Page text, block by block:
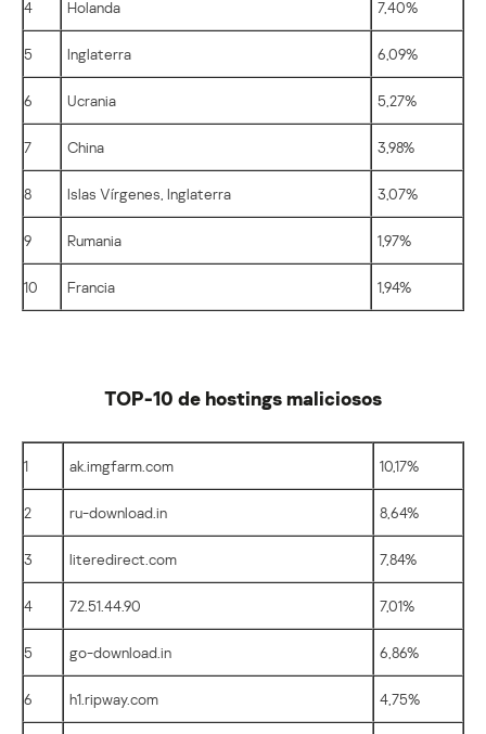
4 Holanda 7,40%
5 Inglaterra 6,09%
6 Ucrania 5,27%
7 China 3,98%
8 Islas Vírgenes, Inglaterra 3,07%
9 Rumania 1,97%
10 Francia 1,94%
TOP-10 de hostings maliciosos
1 ak.imgfarm.com 10,17%
2 ru-download.in 8,64%
3 literedirect.com 7,84%
4 72.51.44.90 7,01%
5 go-download.in 6,86%
6 h1.ripway.com 4,75%